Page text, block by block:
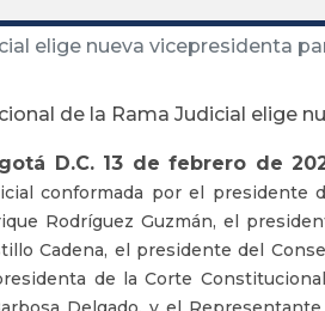
elige nueva vicepresidenta
de la Rama Judicial elige
D.C. 13 de febrero de
conformada por el presidente
Rodríguez Guzmán, el
Cadena, el presidente del
de la Corte